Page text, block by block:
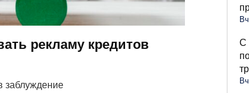
рекламу кредитов
заблуждение
С